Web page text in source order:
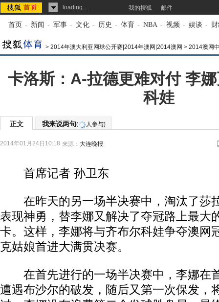
loading... 我的搜狐 邮件
首页 - 新闻 - 军事 - 文化 - 历史 - 体育 - NBA - 视频 - 娱谈 -
> 2014年澳大利亚网球公开赛|2014年澳网|2014澳网 > 2014澳网
卡洛斯：A-拉德更难对付 李
科娃
正文 我来说两句( 人参与)
2014年01月24日10:18 来源： 大连晚报
首席记者 孙卫东
在昨天的另一场半决赛中，淘汰了莎
表现神勇，替李娜又解决了夺冠路上最大
卡。这样，李娜将与齐布尔科娃争夺澳网
克姑娘首进大满贯决赛。
在首先进行的一场半决赛中，李娜在
遭遇布沙尔的破发，随后又第一次保发，